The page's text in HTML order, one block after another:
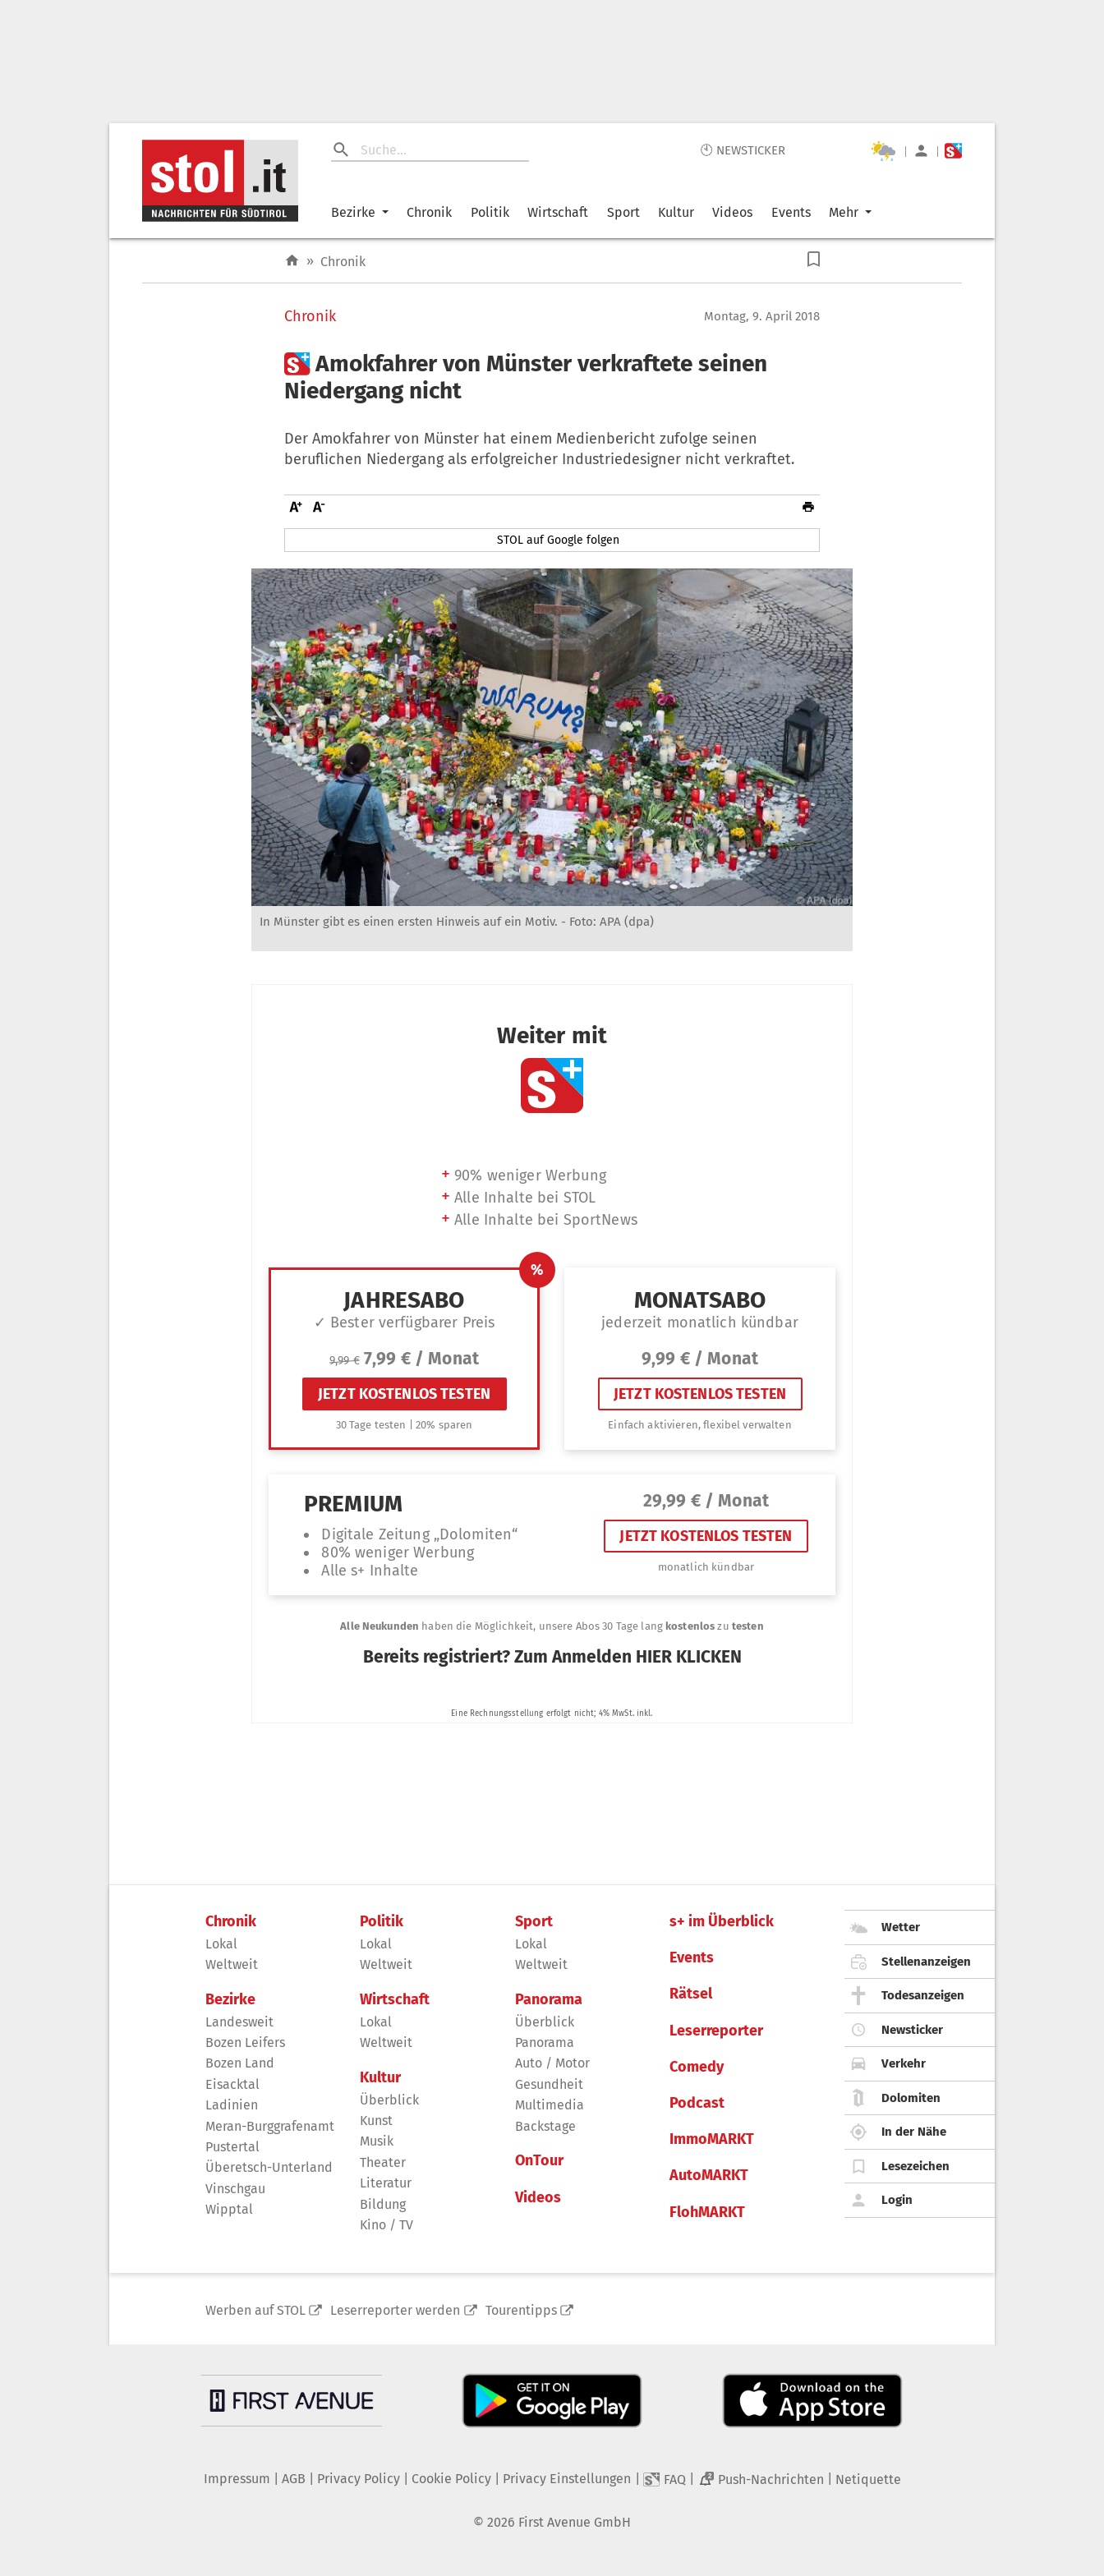
🕙 NEWSTICKER | |
Bezirke Chronik Politik Wirtschaft Sport Kultur Videos Events Mehr
» Chronik
Chronik Montag, 9. April 2018
Amokfahrer von Münster verkraftete seinen
Niedergang nicht
Der Amokfahrer von Münster hat einem Medienbericht zufolge seinen
beruflichen Niedergang als erfolgreicher Industriedesigner nicht verkraftet.
STOL auf Google folgen
In Münster gibt es einen ersten Hinweis auf ein Motiv. - Foto: APA (dpa)
Chronik
Lokal
Weltweit
Bezirke
Landesweit
Bozen Leifers
Bozen Land
Eisacktal
Ladinien
Meran-Burggrafenamt
Pustertal
Überetsch-Unterland
Vinschgau
Wipptal
Politik
Lokal
Weltweit
Wirtschaft
Lokal
Weltweit
Kultur
Überblick
Kunst
Musik
Theater
Literatur
Bildung
Kino / TV
Sport
Lokal
Weltweit
Panorama
Überblick
Panorama
Auto / Motor
Gesundheit
Multimedia
Backstage
OnTour
Videos
s+ im Überblick
Events
Rätsel
Leserreporter
Comedy
Podcast
ImmoMARKT
AutoMARKT
FlohMARKT
Wetter
Stellenanzeigen
Todesanzeigen
Newsticker
Verkehr
Dolomiten
In der Nähe
Lesezeichen
Login
Werben auf STOL Leserreporter werden Tourentipps
Impressum AGB Privacy Policy| Cookie Policy| Privacy Einstellungen FAQ 2 Push-Nachrichten Netiquette
© 2026 First Avenue GmbH